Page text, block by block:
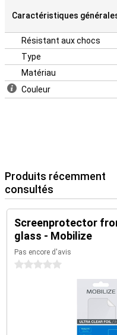
Caractéristiques
Résistant aux chocs
Type
Matériau
Couleur
Produits récemment
consultés
Screenprotector
glass - Mobilize
Pas encore d'avis
0 étoiles